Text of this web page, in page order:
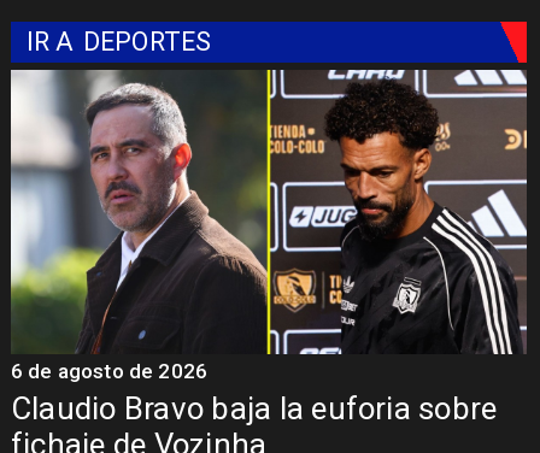
IR A DEPORTES
Presentación de Vozinha en Colo
Colo: Fecha, Estadio y Contrato
5 de agosto de 2026